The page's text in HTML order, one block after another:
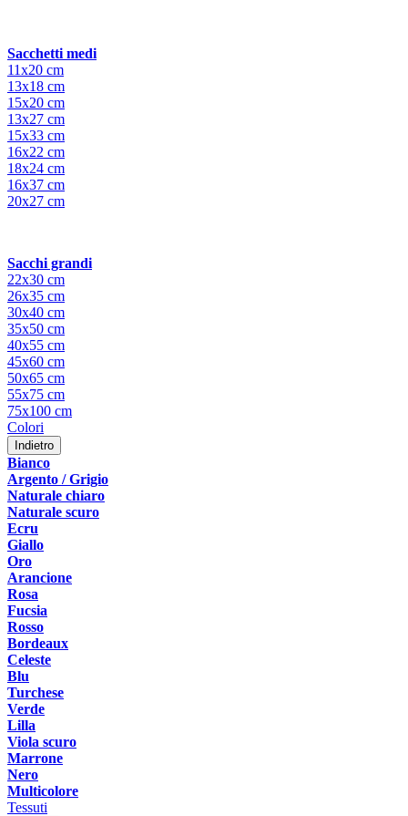
Sacchetti medi
11x20 cm
13x18 cm
15x20 cm
13x27 cm
15x33 cm
16x22 cm
18x24 cm
16x37 cm
20x27 cm
Sacchi grandi
22x30 cm
26x35 cm
30x40 cm
35x50 cm
40x55 cm
45x60 cm
50x65 cm
55x75 cm
75x100 cm
Colori
Indietro
Bianco
Argento / Grigio
Naturale chiaro
Naturale scuro
Ecru
Giallo
Oro
Arancione
Rosa
Fucsia
Rosso
Bordeaux
Celeste
Blu
Turchese
Verde
Lilla
Viola scuro
Marrone
Nero
Multicolore
Tessuti